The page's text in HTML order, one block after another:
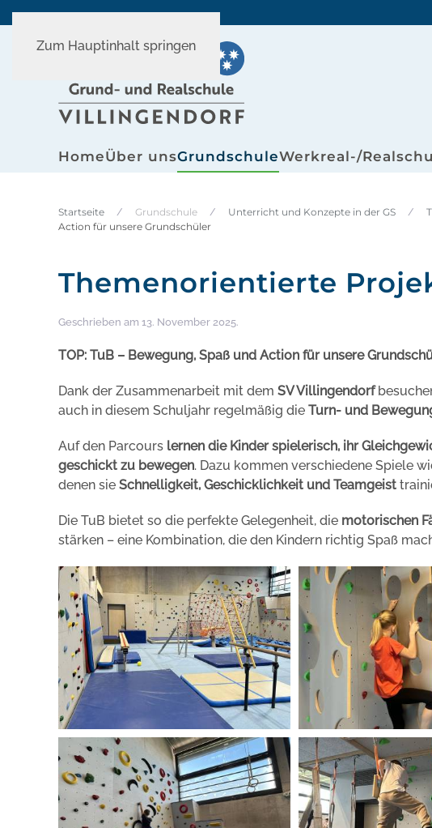
Zum Hauptinhalt springen
HomeÜber unsGrundschuleWerkreal-/
Startseite Grundschule Unterricht und Konzepte in der GS
Action für unsere Grundschüler
Themenorientierte
Geschrieben am 13. November 2025.
TOP: TuB – Bewegung, Spaß und Action für unsere
Dank der Zusammenarbeit mit dem SV Villingendorf
auch in diesem Schuljahr regelmäßig die Turn- und
Auf den Parcours lernen die Kinder spielerisch, ihr
geschickt zu bewegen. Dazu kommen verschiedene Spiele
denen sie Schnelligkeit, Geschicklichkeit und Teamgeist
Die TuB bietet so die perfekte Gelegenheit, die motorischen
stärken – eine Kombination, die den Kindern richtig Spaß